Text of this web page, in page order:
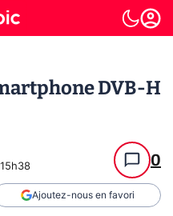
DVB-H
0
Ajoutez-nous en favori